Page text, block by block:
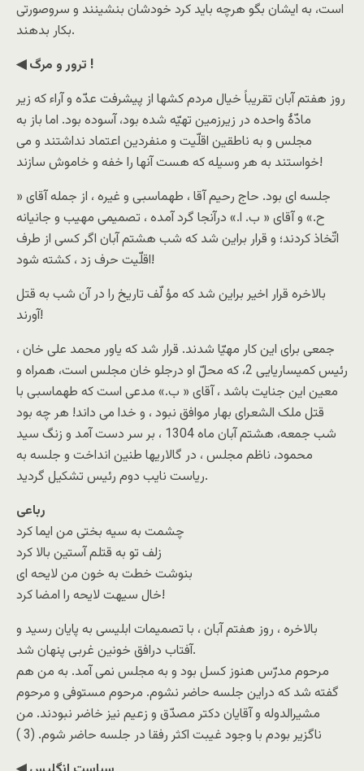
است، به ایشان بگو هرچه باید کرد خودشان بنشینند و سروصورتی
بکار بدهند.
◀ ترور و مرگ !
روز هفتم آبان تقریباً خیال مردم کشها از پیشرفت عدّه و آراء که زیر
مادّۀ واحده در زیرزمین تهیّه شده بود، آسوده بود. اما باز به
مجلس و به ناطقین اقلّیت و منفردین اعتماد نداشتند و می
خواستند به هر وسیله که هست آنها را خفه و خاموش سازند!
جلسه ای بود. حاج رحیم آقا ، طهماسبی و غیره ، از جمله آقای «
ح.» و آقای « ب. ا.» درآنجا گرد آمده ، تصمیمی مهیب و جانیانه
اتّخاذ کردند؛ و قرار براین شد که شب هشتم آبان اگر کسی از طرف
اقلّیت حرف زد ، کشته شود!
بالاخره قرار اخیر براین شد که مؤ لّف تاریخ را در آن شب به قتل
آورند!
جمعی برای این کار مهیّا شدند. قرار شد که یاور محمد علی خان ،
رئیس کمیساریایی 2، که محلّ او درجلو خان مجلس است، همراه و
معین این جنایت باشد ، آقای « ب.» مدعی است که طهماسبی با
قتل ملک الشعرای بهار موافق نبود ، و خدا می داند! هر چه بود
شب جمعه، هشتم آبان ماه 1304 ، بر سر دست آمد و زنگ سید
محمود، ناظم مجلس ، در گالاریها طنین انداخت و جلسه به
ریاست نایب دوم رئیس تشکیل گردید.
رباعی
چشمت به سیه بختی من ایما کرد
زلف تو به قتلم آستین بالا کرد
بنوشت خطت به خون من لایحه ای
خال سیهت لایحه را امضا کرد!
بالاخره ، روز هفتم آبان ، با تصمیمات ابلیسی به پایان رسید و
آفتاب درافق خونین غربی پنهان شد.
مرحوم مدرّس هنوز کسل بود و به مجلس نمی آمد. به من هم
گفته شد که دراین جلسه حاضر نشوم. مرحوم مستوفی و مرحوم
مشیرالدوله و آقایان دکتر مصدّق و زعیم نیز خاضر نبودند. من
ناگزیر بودم با وجود غیبت اکثر رفقا در جلسه حاضر شوم. (3 )